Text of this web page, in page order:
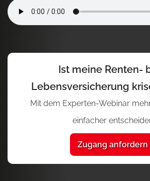
Ist meine Renten-
Lebensversicherung
Mit dem Experten-Webinar
einfacher
Zugang anfordern